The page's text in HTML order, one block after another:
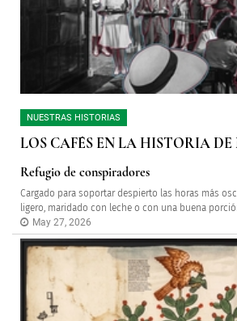
NUESTRAS HISTORIAS
LOS CAFÉS EN LA HISTORIA DE
Refugio de conspiradores
Cargado para soportar despierto las horas más
ligero, maridado con leche o con una buena
May 27, 2026